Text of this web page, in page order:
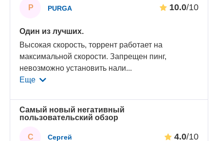
P PURGA 10.0/10
Один из лучших.
Высокая скорость, торрент работает на
максимальной скорости. Запрещен пинг,
невозможно установить нали...
Еще
Самый новый негативный
пользовательский обзор
С Сергей 4.0/10